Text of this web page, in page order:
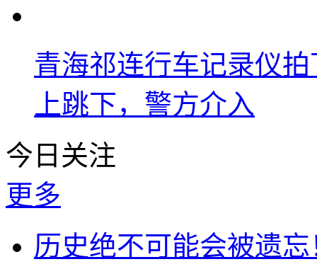
青海祁连行车记录仪
上跳下，警方介入
今日关注
更多
历史绝不可能会被遗